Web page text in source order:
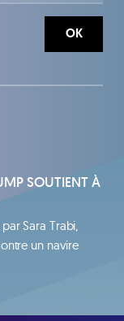
OK
SOUTIENT À
Sara Trabi,
un navire